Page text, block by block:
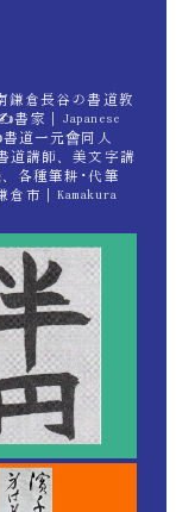
鎌倉長谷の書道教
書家｜Japanese
書道一元會同人
道講師、美文字講
各種筆耕･代筆
倉市｜Kamakura